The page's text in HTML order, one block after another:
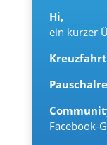
Hi,
ein kurzer
Kreuzfahrt
Facebook-